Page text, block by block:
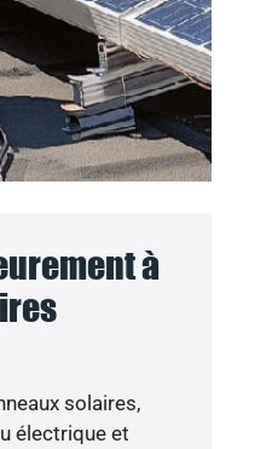
à
solaires,
électrique et